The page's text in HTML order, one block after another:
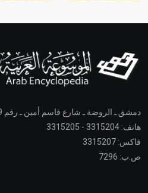
دمشق ـ الروضة ـ شارع قاسم أمين ـ رقم 39
هاتف: 3315204 - 3315205
فاكس: 3315207
ص.ب: 7296